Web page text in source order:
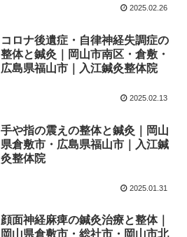
2025.02.26
コロナ後遺症・自律神経失調症の
整体と鍼灸｜岡山市南区・倉敷・
広島県福山市｜入江鍼灸整体院
2025.02.13
手や指の震えの整体と鍼灸｜岡山
県倉敷市・広島県福山市｜入江鍼
灸整体院
2025.01.31
顔面神経麻痺の鍼灸治療と整体｜
岡山県倉敷市・総社市・岡山市北